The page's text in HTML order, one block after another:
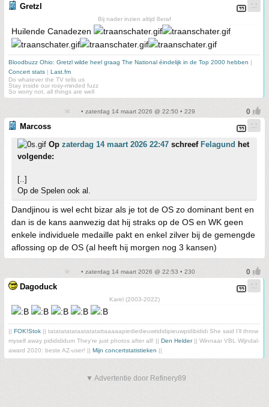
Gretzl
Bij nader inzien altijd 8eraf
Huilende Canadezen
Bloodbuzz Ohio: Gretzl wilde heel graag The National éindelijk in de Top 2000 hebben
Concert stats
Last.fm
Do whatever the TV tells us
Stay inside our rosy-minded fuzz
So worry not, all things are well
• zaterdag 14 maart 2026 @ 22:50 • 229
Marcoss
Op zaterdag 14 maart 2026 22:47 schreef Felagund het
volgende:
[..]
Op de Spelen ook al.
Dandjinou is wel echt bizar als je tot de OS zo dominant bent en
dan is de kans aanwezig dat hij straks op de OS en WK geen
enkele individuele medaille pakt en enkel zilver bij de gemengde
aflossing op de OS (al heeft hij morgen nog 3 kansen)
• zaterdag 14 maart 2026 @ 22:53 • 230
Dagoduck
Karel (2003-2022)
FOK!Stok || tatatatatataatatatattaaaaapiediedieuwtididipieuwpidibididi She said I'll throw
myself away pididididum They're just photos after all! || Den Helder|| Winnaar VBL Wijndal-
award 2020: beste AZ-user! || Mijn concertstatistieken
▼ Advertentie door Refinery89